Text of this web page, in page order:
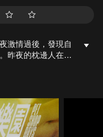
激情過後，發現自
昨夜的枕邊人在她